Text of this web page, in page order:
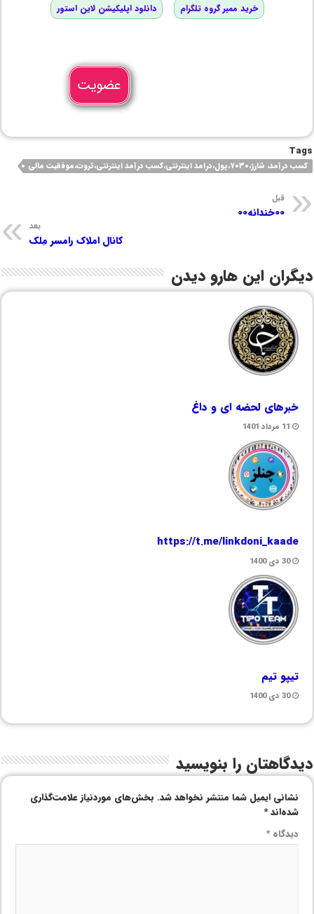
خرید ممبر گروه تلگرام دانلود اپلیکیشن لاین استور
عضویت
Tags
کسب درآمد، شارژ،۷۰۳۰،پول،درامد اینترنتی،کسب درآمد اینترنتی،ثروت،موفقیت مالی
قبل
۰۰خندانه۰۰
بعد
کانال املاک رامسر مِلک
دیگران این هارو دیدن
خبرهای لحضه ای و داغ
11 مرداد 1401
https://t.me/linkdoni_kaade
30 دی 1400
تیپو تیم
30 دی 1400
دیدگاهتان را بنویسید
نشانی ایمیل شما منتشر نخواهد شد. بخش‌های موردنیاز علامت‌گذاری
شده‌اند*
دیدگاه*